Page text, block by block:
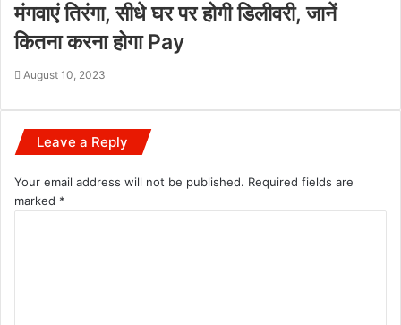
मंगवाएं तिरंगा, सीधे घर पर होगी डिलीवरी, जानें
कितना करना होगा Pay
August 10, 2023
Leave a Reply
Your email address will not be published. Required fields are
marked *